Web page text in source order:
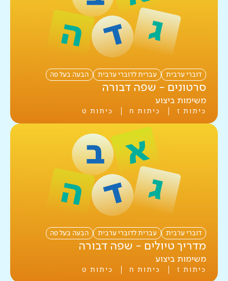
מדע וטכנולוגיה
עברית לדוברי ערבית
חמ"ד
תושב"ע
מיפויים לתחילת השנה
מבדקי תנופה
מבדקים פנימיים
תלקיטי כתיבה
יחידות הערכה
משימות ביצוע
דוברי ערבית
דוברי עברית
דוברי ערבית עברית לדוברי ערבית הבעה בעל פה
סרטונים - שפה דבורה
משימות ביצוע
כיתות ז כיתות ח כיתות ט
דוברי ערבית עברית לדוברי ערבית הבעה בעל פה
מדריך טיולים - שפה דבורה
משימות ביצוע
כיתות ז כיתות ח כיתות ט